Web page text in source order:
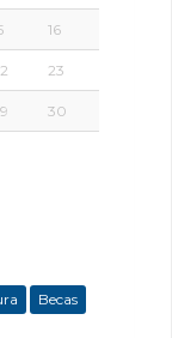
16
23
30
Becas